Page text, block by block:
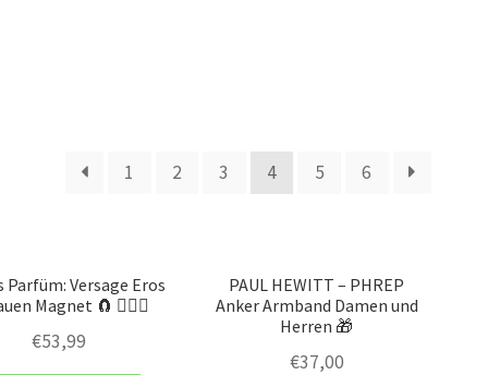
1 2 3 4 5 6
Parfüm: Versage Eros
Magnet 🧲 💁🏼‍♀️
€53,99
PAUL HEWITT – PHREP
Anker Armband Damen und
Herren 🎁
€37,00